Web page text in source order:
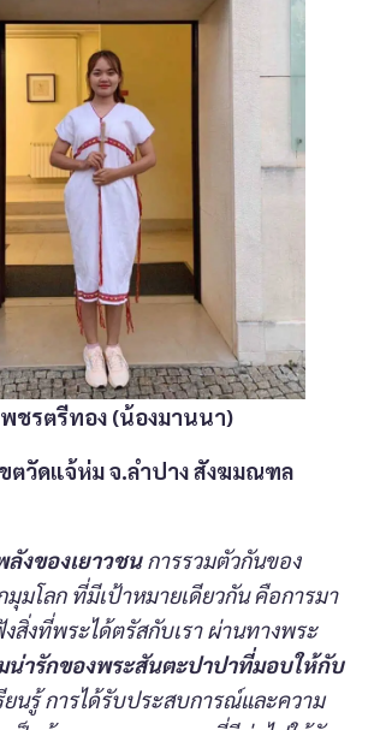
ชรตรีทอง (น้องมานนา)
ขตวัดแจ้ห่ม จ.ลำปาง สังฆมณฑล
ลังของเยาวชนการรวมตัวกันของ
มโลก ที่มีเป้าหมายเดียวกัน คือการมา
สิ่งที่พระได้ตรัสกับเรา ผ่านทางพระ
น่ารักของพระสันตะปาปาที่มอบให้กับ
ยนรู้ การได้รับประสบการณ์และความ